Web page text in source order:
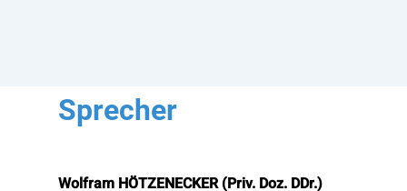
Sprecher
Wolfram HÖTZENECKER (Priv. Doz. DDr.)